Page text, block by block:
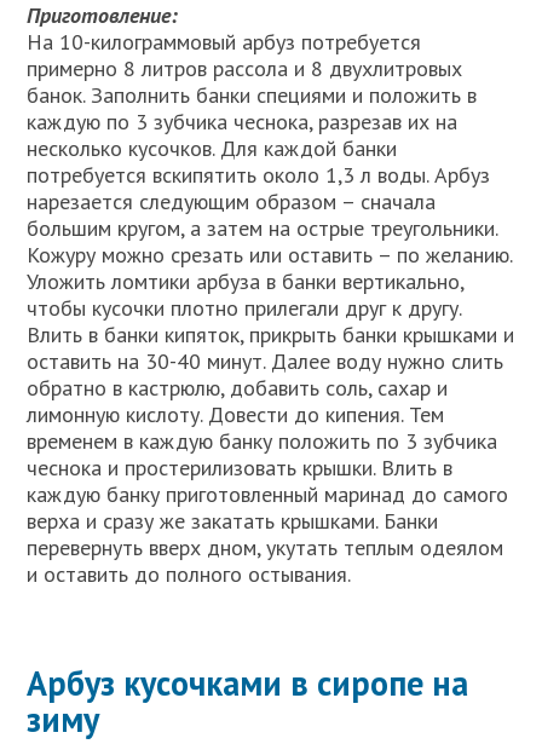
Приготовление:
На 10-килограммовый арбуз потребуется
примерно 8 литров рассола и 8 двухлитровых
банок. Заполнить банки специями и положить в
каждую по 3 зубчика чеснока, разрезав их на
несколько кусочков. Для каждой банки
потребуется вскипятить около 1,3 л воды. Арбуз
нарезается следующим образом – сначала
большим кругом, а затем на острые треугольники.
Кожуру можно срезать или оставить – по желанию.
Уложить ломтики арбуза в банки вертикально,
чтобы кусочки плотно прилегали друг к другу.
Влить в банки кипяток, прикрыть банки крышками и
оставить на 30-40 минут. Далее воду нужно слить
обратно в кастрюлю, добавить соль, сахар и
лимонную кислоту. Довести до кипения. Тем
временем в каждую банку положить по 3 зубчика
чеснока и простерилизовать крышки. Влить в
каждую банку приготовленный маринад до самого
верха и сразу же закатать крышками. Банки
перевернуть вверх дном, укутать теплым одеялом
и оставить до полного остывания.
Арбуз кусочками в сиропе на
зиму